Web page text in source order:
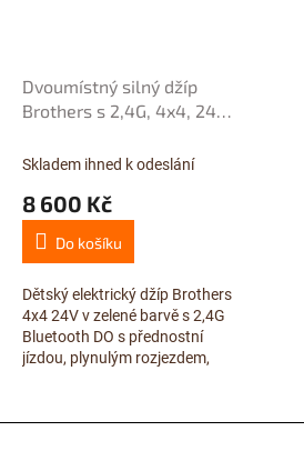
Dvoumístný silný džíp
Brothers s 2,4G, 4x4, 24V/
Skladem ihned k odeslání
8 600 Kč
Do košíku
Dětský elektrický džíp Brothers
4x4 24V v zelené barvě s 2,4G
Bluetooth DO s přednostní
jízdou, plynulým rozjezdem,